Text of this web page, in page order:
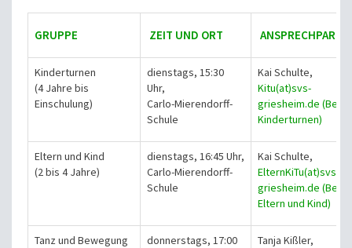
GRUPPE ZEIT UND ORT
Kinderturnen
(4 Jahre bis
Einschulung)
dienstags, 15:30
Uhr,
Carlo-Mierendorff-
Schule
Kai Schulte,
Kitu(at)svs-
griesheim.de
Kinderturnen)
Eltern und Kind
(2 bis 4 Jahre)
dienstags, 16:45 Uhr,
Carlo-Mierendorff-
Schule
Kai Schulte,
ElternKiTu(at)svs-
griesheim.de
Eltern und Kind)
Tanz und Bewegung
donnerstags, 17:00
Tanja Kißler,